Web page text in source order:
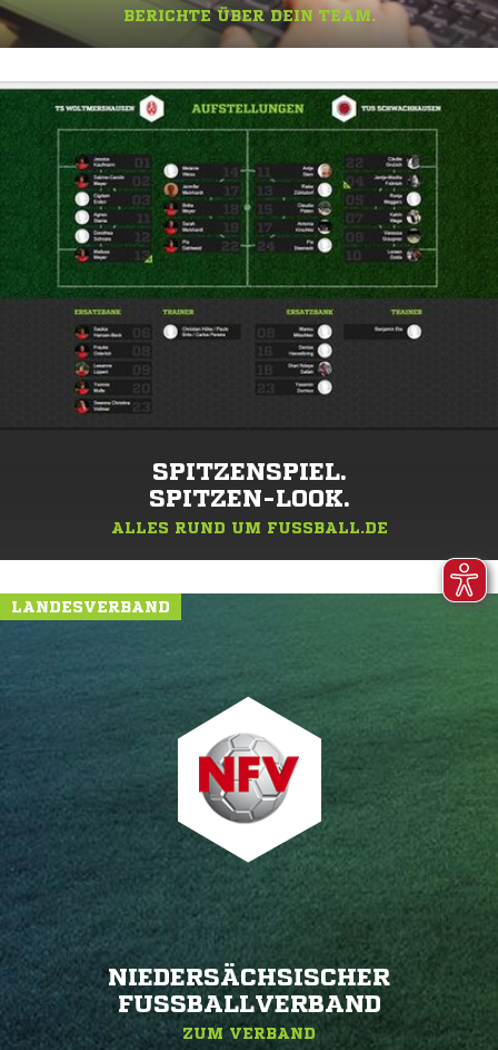
BERICHTE ÜBER DEIN TEAM.
SPITZENSPIEL.
SPITZEN-LOOK.
ALLES RUND UM FUSSBALL.DE
LANDESVERBAND
NIEDERSÄCHSISCHER
FUSSBALLVERBAND
ZUM VERBAND